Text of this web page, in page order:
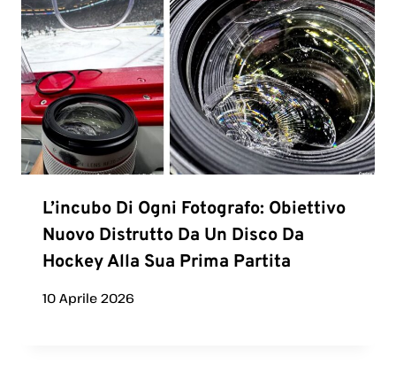
L’incubo Di Ogni Fotografo: Obiettivo
Nuovo Distrutto Da Un Disco Da
Hockey Alla Sua Prima Partita
10 Aprile 2026